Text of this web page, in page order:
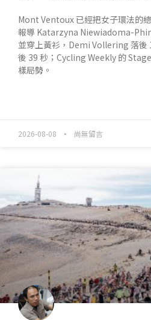
Mont Ventoux 已經把女子環法的
報導 Katarzyna Niewiadoma-
並穿上黃衫，Demi Vollering 落後
後 39 秒；Cycling Weekly 的
樣局勢。
2026-08-08 尚無留言